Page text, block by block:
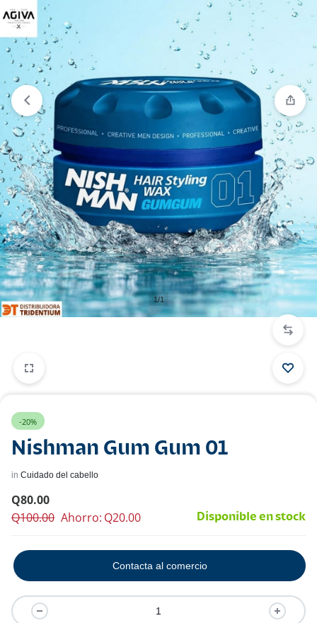
Comparar
“Nishman Gum Gum 01” ha sido añadido a la
lista de comparación
1/1
-20%
Nishman Gum Gum 01
in Cuidado del cabello
Q80.00
Q100.00 Ahorro: Q20.00 Disponible en stock
Contacta al comercio